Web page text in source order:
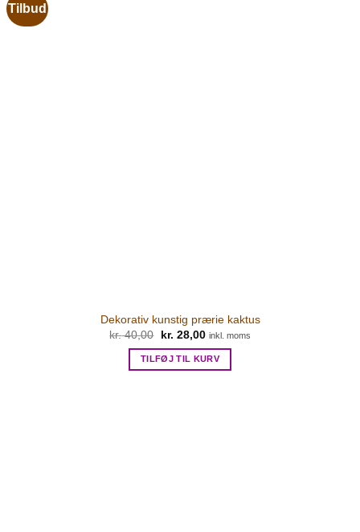
Tilbud
Dekorativ kunstig prærie kaktus
kr.40,00
Den
pris
var:
kr. 28,00Den
pris
er:
inkl. moms
TILFØJ TIL KURV